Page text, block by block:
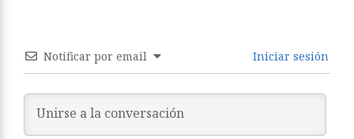
Notificar por email Iniciar sesión